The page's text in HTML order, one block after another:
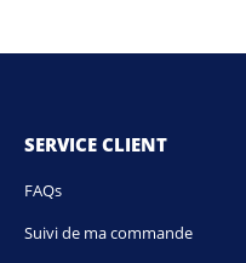
SERVICE CLIENT
FAQs
Suivi de ma commande